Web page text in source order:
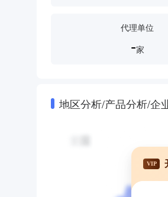
代理单位
-家
地区分析/产品分析/企
VIP